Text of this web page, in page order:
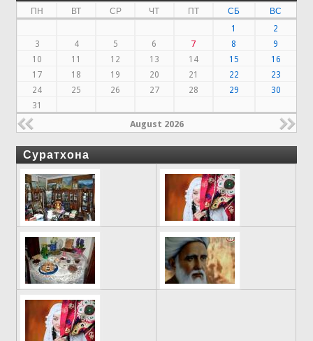
ПН ВТ СР ЧТ ПТ СБ
ВС
1
2
3
4 5 6 7 8
9
10
11 12 13 14 15
16
17
18 19 20 21 22
23
24
25 26 27 28 29
30
31
August 2026
Суратхона